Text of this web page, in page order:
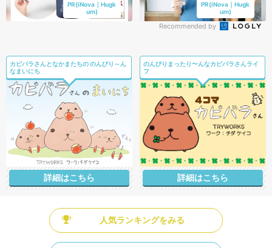
PR(iNova｜Hugk
um)
PR(iNova｜Hugk
um)
Recommended by
カピバラさんとなかまたちの のんびり～ん
なまいにち
詳細はこちら
のんびりまったり〜んなカピバラさんライ
フ
詳細はこちら
人気ランキングをみる